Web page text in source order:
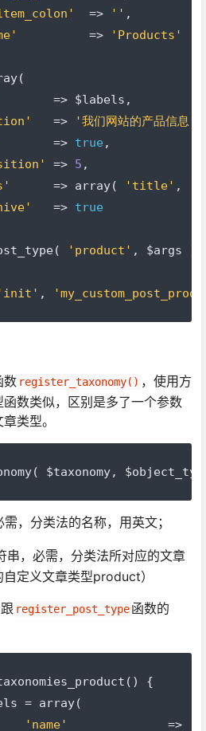
=> '' ,
=>
'Products'
(
=> $labels ,
=> '我们网站的产品信息'
=> true ,
=> 5 ,
=> array( 'title' ,
=> true
( 'product' , $args
);
,
数 register_taxonomy() ，使用方
数类似，区别是多了一个参数
类型。
( $taxonomy,
，分类法的名称，用英文；
串，必需，分类法所对应的文章
定义文章类型product）
register_post_type函数的
()
{
= array(
'name'
=> _x